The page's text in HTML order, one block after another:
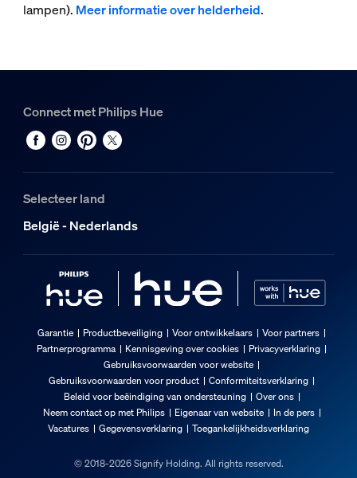
lampen). Meer informatie over helderheid.
Connect met Philips Hue
Selecteer land
België - Nederlands
Garantie Productbeveiliging Voor ontwikkelaars
Voor partners
Partnerprogramma
Kennisgeving over cookies
Privacyverklaring
Gebruiksvoorwaarden voor website
Gebruiksvoorwaarden voor product
Conformiteitsverklaring
Beleid voor beëindiging van ondersteuning
Over ons
Neem contact op met Philips
Eigenaar van website
In de pers
Vacatures
Gegevensverklaring Toegankelijkheidsverklaring
© 2018-2026 Signify Holding. All rights reserved.